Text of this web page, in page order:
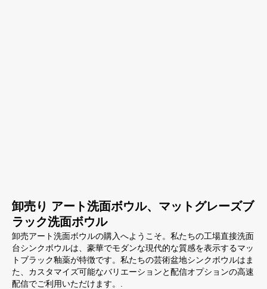
卸売り アート洗面ボウル、マットグレーズブ
ラック洗面ボウル
卸売アート洗面ボウルの購入へようこそ。私たちの工場直接洗面
台シンクボウルは、豪華でモダンな現代的な質感を表示するマッ
トブラック釉薬が特徴です。私たちの芸術盆地シンクボウルはま
た、カスタマイズ可能なバリエーションと配信オプションの高速
配信でご利用いただけます。.